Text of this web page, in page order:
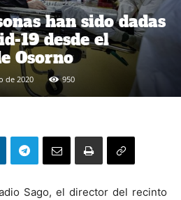
han sido dadas
19 desde el
Osorno
de 2020 950
Sago, el director del recinto